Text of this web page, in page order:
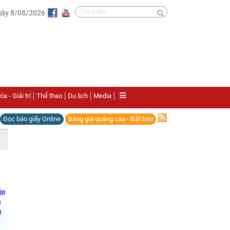
8/08/2026
- Giải trí Thể thao Du lịch Media
Đọc báo giấy Online Bảng giá quảng cáo - Đặt báo